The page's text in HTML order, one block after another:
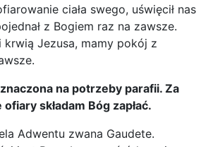
ciała swego, uświęcił nas
z Bogiem raz na zawsze.
krwią Jezusa, mamy pokój z
na potrzeby parafii. Za
ofiary składam Bóg zapłać.
Adwentu zwana Gaudete.